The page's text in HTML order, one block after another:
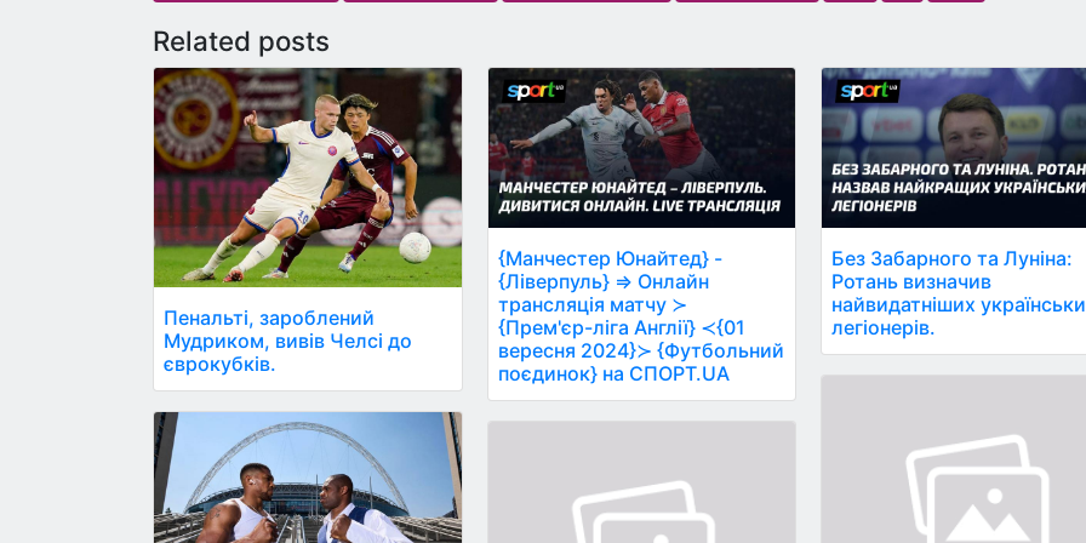
Related posts
Пенальті, зароблений
Мудриком, вивів Челсі до
єврокубків.
{Манчестер Юнайтед} -
{Ліверпуль} ⇒ Онлайн
трансляція матчу ≻
{Прем'єр-ліга Англії} ≺{01
вересня 2024}≻ {Футбольний
поєдинок} на СПОРТ.UA
Без Забарного та Луніна:
Ротань визначив
найвидатніших
легіонерів.